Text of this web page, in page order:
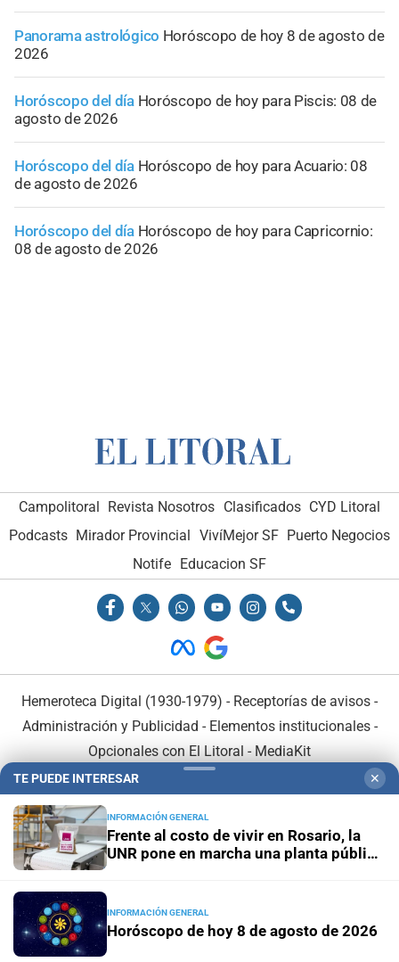
Panorama astrológico Horóscopo de hoy 8 de agosto de
2026
Horóscopo del día Horóscopo de hoy para Piscis: 08 de
agosto de 2026
Horóscopo del día Horóscopo de hoy para Acuario: 08
de agosto de 2026
Horóscopo del día Horóscopo de hoy para Capricornio:
08 de agosto de 2026
Campolitoral Revista Nosotros Clasificados CYD Litoral
Podcasts Mirador Provincial VivíMejor SF Puerto Negocios
Notife
Educacion SF
Hemeroteca Digital (1930-1979) - Receptorías de avisos -
Administración y Publicidad - Elementos institucionales-
Opcionales con El Litoral - MediaKit
En Asociación con:
TE PUEDE INTERESAR ✕
INFORMACIÓN GENERAL
Frente al costo de vivir en Rosario, la
UNR pone en marcha una planta pública
INFORMACIÓN GENERAL
Horóscopo de hoy 8 de agosto de 2026